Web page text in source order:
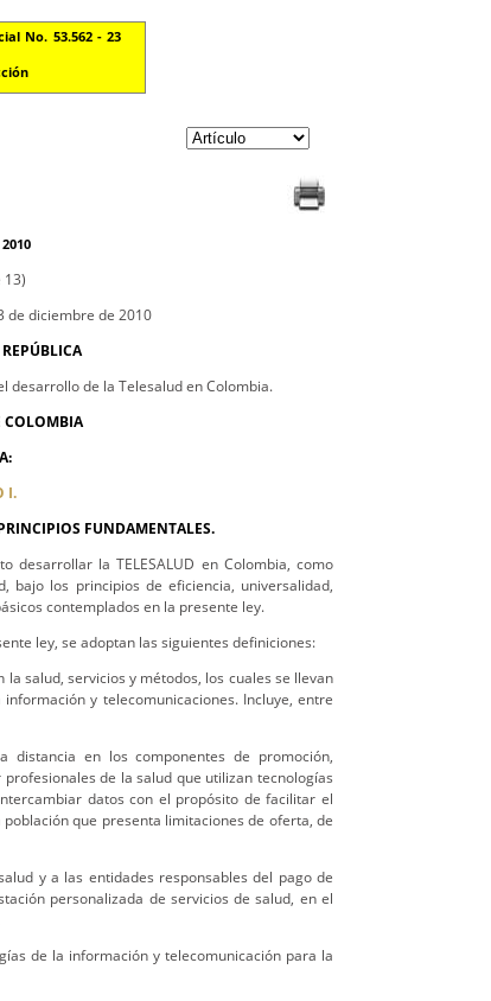
No. 53.562 - 23
2010
13)
de diciembre de 2010
desarrollo de la Telesalud en Colombia.
COLOMBIA
I.
FUNDAMENTALES.
desarrollar la TELESALUD en Colombia, como
bajo los principios de eficiencia, universalidad,
contemplados en la presente ley.
ley, se adoptan las siguientes definiciones:
salud, servicios y métodos, los cuales se llevan
y telecomunicaciones. Incluye, entre
en los componentes de promoción,
de la salud que utilizan tecnologías
datos con el propósito de facilitar el
que presenta limitaciones de oferta, de
y a las entidades responsables del pago de
personalizada de servicios de salud, en el
de la información y telecomunicación para la